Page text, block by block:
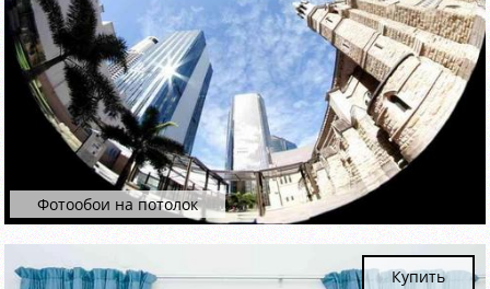
Фотообои на потолок
Купить